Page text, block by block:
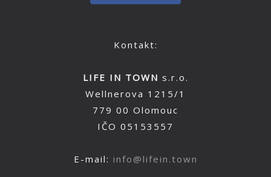
Kontakt:
LIFE IN TOWN s.r.o.
Wellnerova 1215/1
779 00 Olomouc
IČO 05153557
E-mail: info@lifein.town